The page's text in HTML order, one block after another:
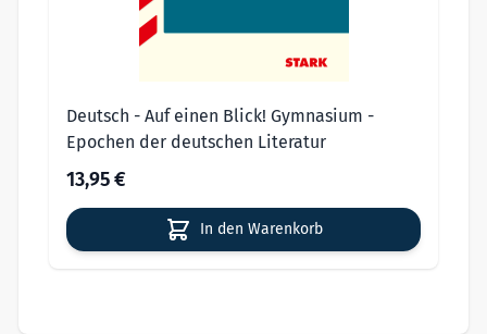
Deutsch - Auf einen Blick! Gymnasium -
Epochen der deutschen Literatur
13,95 €
In den Warenkorb